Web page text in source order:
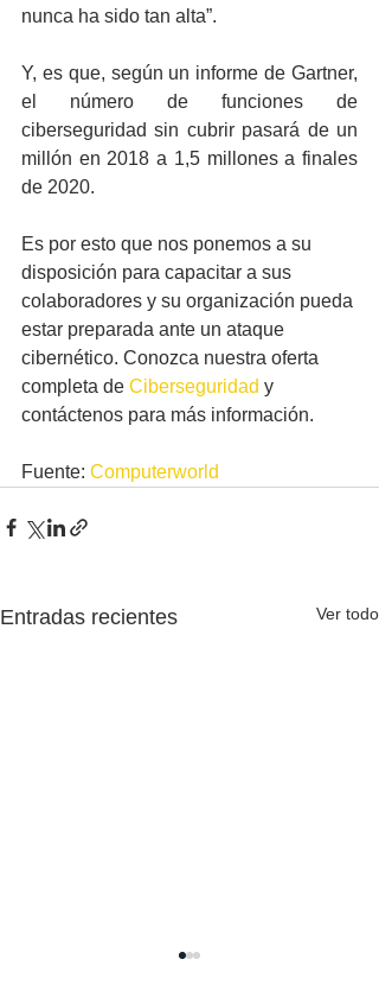
nunca ha sido tan alta”.
Y, es que, según un informe de Gartner,
el número de funciones de
ciberseguridad sin cubrir pasará de un
millón en 2018 a 1,5 millones a finales
de 2020.
Es por esto que nos ponemos a su
disposición para capacitar a sus
colaboradores y su organización pueda
estar preparada ante un ataque
cibernético. Conozca nuestra oferta
completa de Ciberseguridad y
contáctenos para más información.
Fuente: Computerworld
Entradas recientes Ver todo